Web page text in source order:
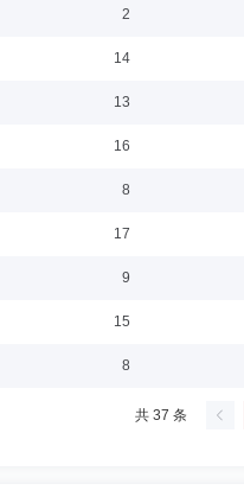
理，并曾在花旗银行和施罗德资
。
职于香港赛马会，并自2008年至
金、警察子女教育信托基金和警
2
14
13
16
8
17
9
15
8
共 37 条